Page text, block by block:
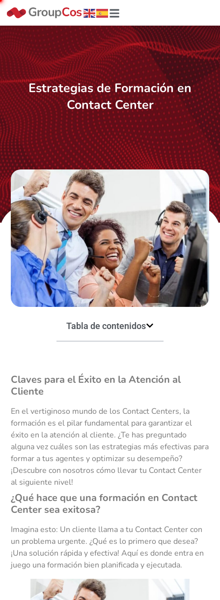
Estrategias de Formación en
Contact Center
Tabla de contenidos
Claves para el Éxito en la Atención al
Cliente
En el vertiginoso mundo de los Contact Centers, la
formación es el pilar fundamental para garantizar el
éxito en la atención al cliente. ¿Te has preguntado
alguna vez cuáles son las estrategias más efectivas para
formar a tus agentes y optimizar su desempeño?
¡Descubre con nosotros cómo llevar tu Contact Center
al siguiente nivel!
¿Qué hace que una formación en Contact
Center sea exitosa?
Imagina esto: Un cliente llama a tu Contact Center con
un problema urgente. ¿Qué es lo primero que desea?
¡Una solución rápida y efectiva! Aquí es donde entra en
juego una formación bien planificada y ejecutada.